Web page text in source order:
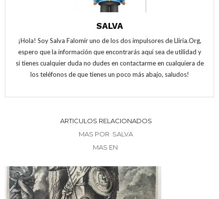
SALVA
¡Hola! Soy Salva Falomir uno de los dos impulsores de Lliria.Org,
espero que la información que encontrarás aquí sea de utilidad y
si tienes cualquier duda no dudes en contactarme en cualquiera de
los teléfonos de que tienes un poco más abajo, saludos!
ARTICULOS RELACIONADOS
MAS POR SALVA
MAS EN